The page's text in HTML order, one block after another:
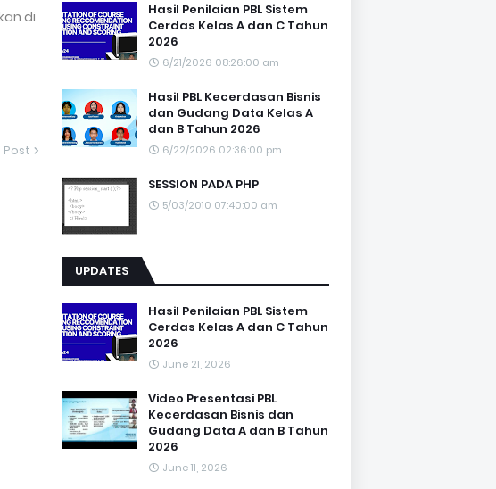
di
Post
Hasil Penilaian PBL Sistem
Cerdas Kelas A dan C Tahun
2026
6/21/2026 08:26:00 am
Hasil PBL Kecerdasan Bisnis
dan Gudang Data Kelas A
dan B Tahun 2026
6/22/2026 02:36:00 pm
SESSION PADA PHP
5/03/2010 07:40:00 am
UPDATES
Hasil Penilaian PBL Sistem
Cerdas Kelas A dan C Tahun
2026
June 21, 2026
Video Presentasi PBL
Kecerdasan Bisnis dan
Gudang Data A dan B Tahun
2026
June 11, 2026